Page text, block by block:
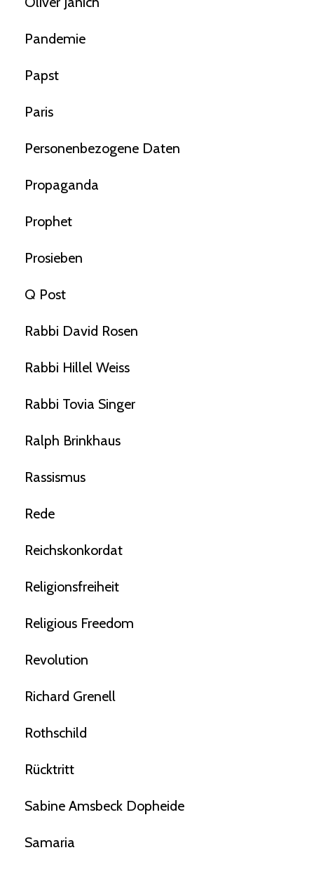
Pandemie
Papst
Paris
Personenbezogene Daten
Propaganda
Prophet
Prosieben
Q Post
Rabbi David Rosen
Rabbi Hillel Weiss
Rabbi Tovia Singer
Ralph Brinkhaus
Rassismus
Rede
Reichskonkordat
Religionsfreiheit
Religious Freedom
Revolution
Richard Grenell
Rothschild
Rücktritt
Sabine Amsbeck Dopheide
Samaria